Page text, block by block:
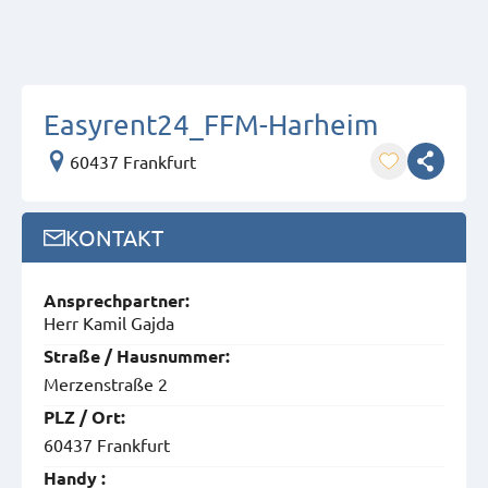
Easyrent24_FFM-Harheim
60437 Frankfurt
KONTAKT
Ansprech­partner:
Herr Kamil Gajda
Straße / Hausnummer:
Merzenstraße 2
PLZ / Ort:
60437 Frankfurt
Handy :